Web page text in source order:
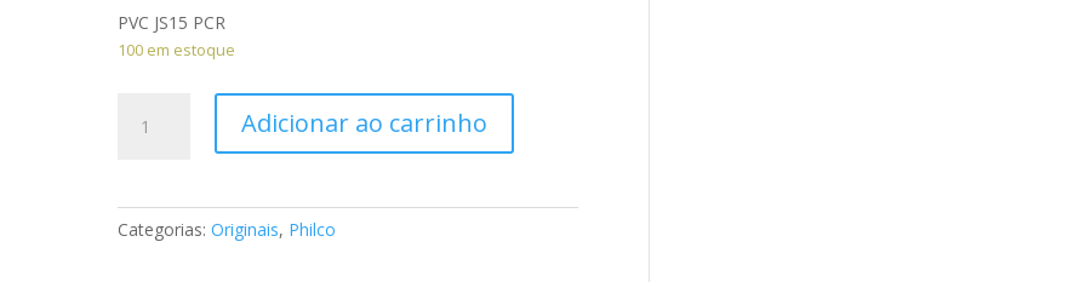
PVC JS15 PCR
100 em estoque
0103
Adicionar ao carrinho
Categorias:Originais, Philco